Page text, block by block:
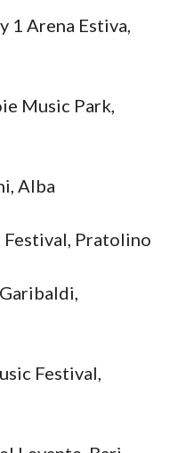
1 Arena Estiva,
Music Park,
Alba
Pratolino
Festival,